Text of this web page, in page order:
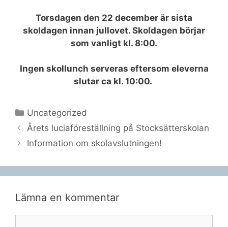
Torsdagen den 22 december är sista
skoldagen innan jullovet. Skoldagen börjar
som vanligt kl. 8:00.
Ingen skollunch serveras eftersom eleverna
slutar ca kl. 10:00.
Kategorier
Uncategorized
Årets luciaföreställning på Stocksätterskolan
Information om skolavslutningen!
Lämna en kommentar